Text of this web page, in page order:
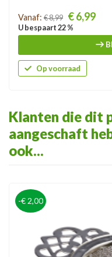
Prijs
Vanaf: € 8,99 € 6,99
U bespaart 22 %
Op voorraad
Klanten die dit
aangeschaft
ook...
-€ 2,00